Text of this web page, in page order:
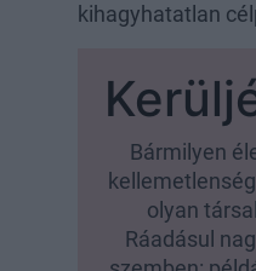
kihagyhatatlan
Bármilyen
olyan
Ráadásul